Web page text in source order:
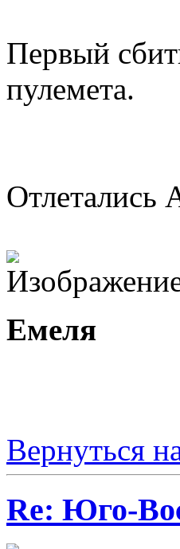
Первый
пулемета.
Емеля
Вернуться
Re: Юго-